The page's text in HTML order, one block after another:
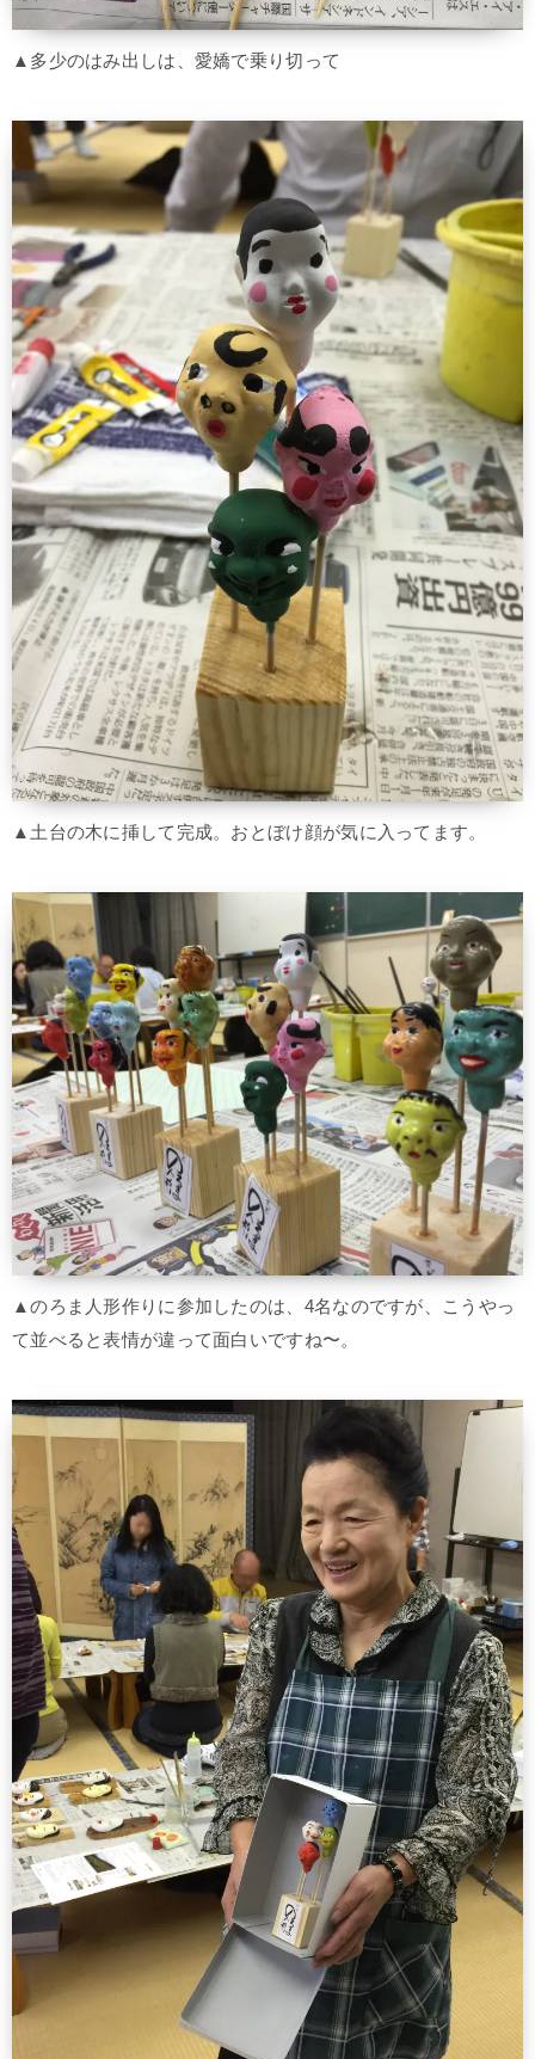
▲多少のはみ出しは、愛嬌で乗り切って
▲土台の木に挿して完成。おとぼけ顔が気に入ってます。
▲のろま人形作りに参加したのは、4名なのですが、こうやっ
て並べると表情が違って面白いですね〜。